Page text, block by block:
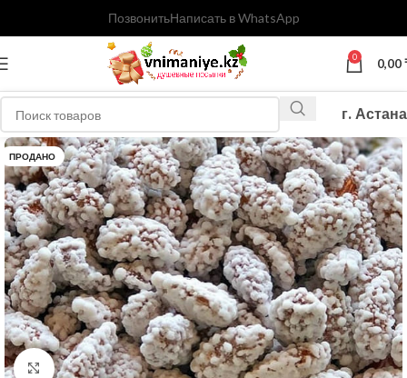
ПозвонитьНаписать в WhatsApp
0 0,00
г. Астана
ПРОДАНО
Нажмите, чтобы увеличить